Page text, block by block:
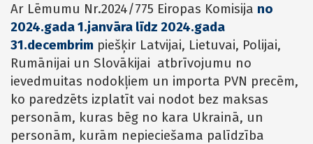
Ar Lēmumu Nr.2024/775 Eiropas Komisija no
2024.gada 1.janvāra līdz 2024.gada
31.decembrim piešķir Latvijai, Lietuvai, Polijai,
Rumānijai un Slovākijai atbrīvojumu no
ievedmuitas nodokļiem un importa PVN precēm,
ko paredzēts izplatīt vai nodot bez maksas
personām, kuras bēg no kara Ukrainā, un
personām, kurām nepieciešama palīdzība